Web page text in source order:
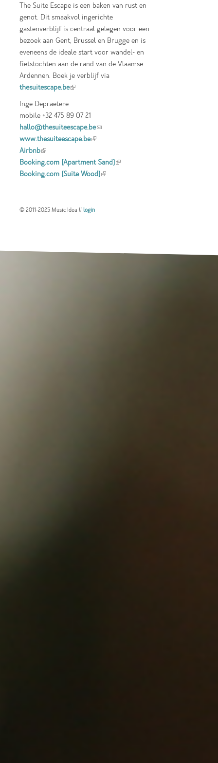
The Suite Escape is een baken van rust en
genot. Dit smaakvol ingerichte
gastenverblijf is centraal gelegen voor een
bezoek aan Gent, Brussel en Brugge en is
eveneens de ideale start voor wandel- en
fietstochten aan de rand van de Vlaamse
Ardennen. Boek je verblijf via
thesuitescape.be(link is external)
Inge Depraetere
mobile +32 475 89 07 21
hallo@thesuiteescape.be(link sends e-mail)
www.thesuiteescape.be(link is external)
Airbnb(link is external)
Booking.com (Apartment Sand)(link is
Booking.com (Suite Wood)(link is external)
© 2011-2025 Music Idea //login